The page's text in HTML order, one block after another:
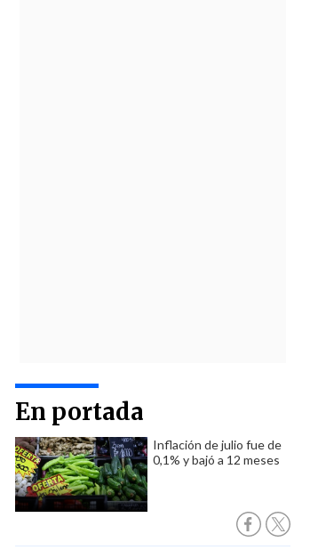
En portada
Inflación de julio fue de
0,1% y bajó a 12 meses